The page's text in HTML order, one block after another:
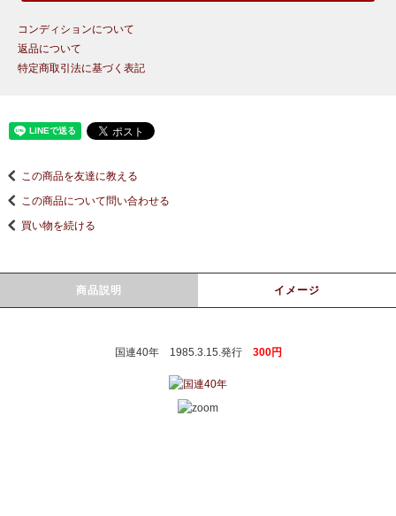
コンディションについて
返品について
特定商取引法に基づく表記
この商品を友達に教える
この商品について問い合わせる
買い物を続ける
商品説明 イメージ
国連40年 1985.3.15.発行 300円